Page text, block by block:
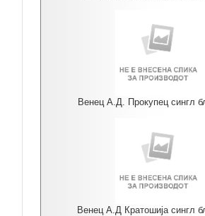
Венец А.Д. Прокупец сингл
Венец А.Д Кратошија сингл